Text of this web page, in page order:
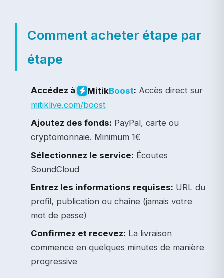
Comment acheter étape par
étape
Accédez à MitikBoost: Accès direct sur
mitiklive.com/boost
Ajoutez des fonds: PayPal, carte ou
cryptomonnaie. Minimum 1€
Sélectionnez le service: Écoutes
SoundCloud
Entrez les informations requises: URL du
profil, publication ou chaîne (jamais votre
mot de passe)
Confirmez et recevez: La livraison
commence en quelques minutes de manière
progressive